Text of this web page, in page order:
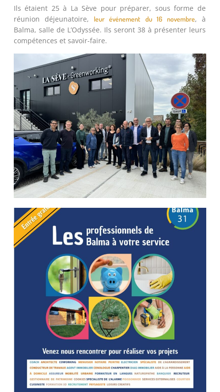
Ils étaient 25 à La Sève pour préparer, sous forme de
réunion déjeunatoire,
leur événement du 16 novembre, à
Balma, salle de L’Odyssée. Ils seront 38 à présenter leurs
compétences et savoir-faire.